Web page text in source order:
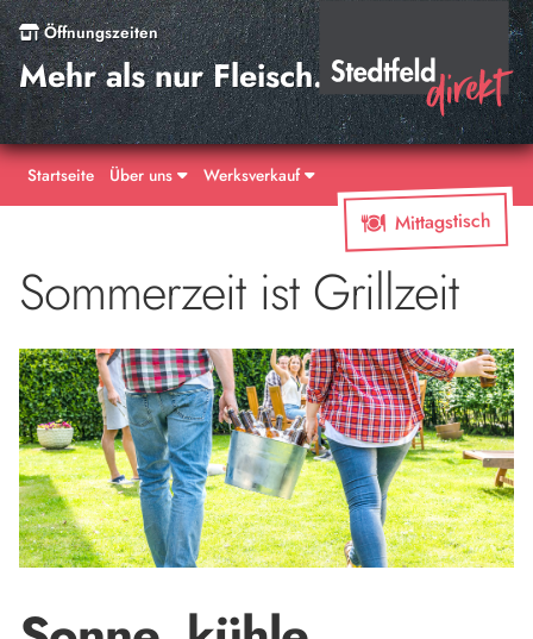
Öffnungszeiten
Mehr als nur Fleisch.
Startseite Über uns Werksverkauf
Mittagstisch
Sommerzeit ist Grillzeit